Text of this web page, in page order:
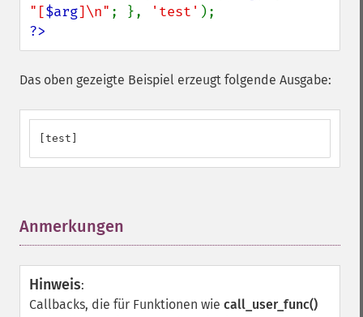
"[$arg]\n" ; }, 'test'
?>
Das oben gezeigte Beispiel erzeugt folgende Ausgabe:
[test]
Anmerkungen
Hinweis:
Callbacks, die für Funktionen wie call_user_func()